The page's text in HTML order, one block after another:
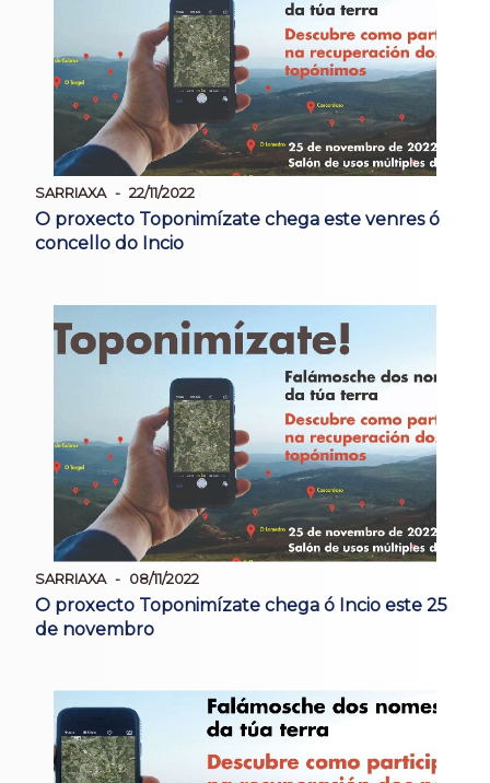
SARRIAXA 22/11/2022
O proxecto Toponimízate chega este venres ó
concello do Incio
SARRIAXA 08/11/2022
O proxecto Toponimízate chega ó Incio este 25
de novembro